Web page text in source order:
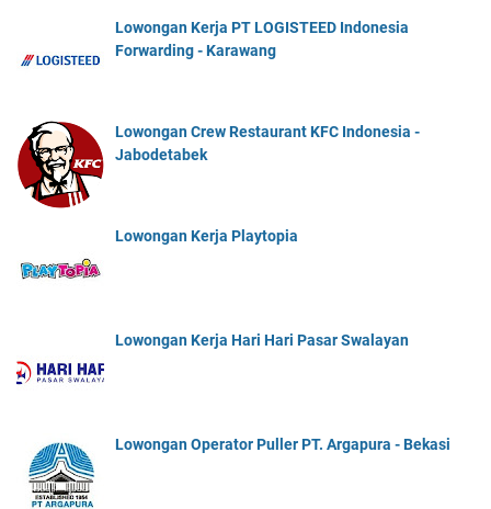
Lowongan Kerja PT LOGISTEED Indonesia
Forwarding - Karawang
Lowongan Crew Restaurant KFC Indonesia -
Jabodetabek
Lowongan Kerja Playtopia
Lowongan Kerja Hari Hari Pasar Swalayan
Lowongan Operator Puller PT. Argapura - Bekasi